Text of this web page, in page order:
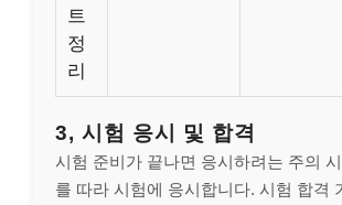
트
정
리
3, 시험 응시 및 합격
시험 준비가 끝나면 응시하려는 주의
를 따라 시험에 응시합니다. 시험 합격